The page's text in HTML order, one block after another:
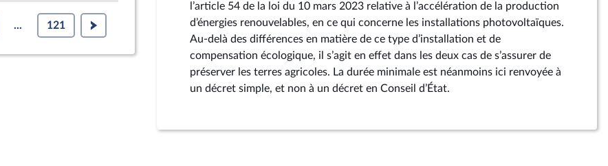
... 121
l’article 54 de la loi du 10 mars 2023 relative à l’accélération de la production
d’énergies renouvelables, en ce qui concerne les installations photovoltaïques.
Au-delà des différences en matière de ce type d’installation et de
compensation écologique, il s’agit en effet dans les deux cas de s’assurer de
préserver les terres agricoles. La durée minimale est néanmoins ici renvoyée à
un décret simple, et non à un décret en Conseil d’État.